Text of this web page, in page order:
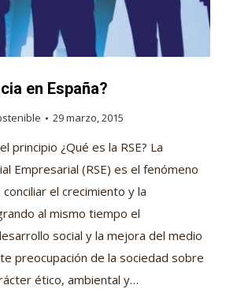
en España?
29 marzo, 2015
principio ¿Qué es la RSE? La
Empresarial (RSE) es el fenómeno
el crecimiento y la
al mismo tiempo el
social y la mejora del medio
preocupación de la sociedad sobre
ético, ambiental y…